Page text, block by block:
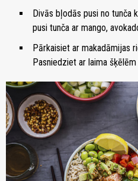
Divās bļodās pusi no tunča
pusi tunča ar mango,
Pārkaisiet ar makadāmijas
Pasniedziet ar laima